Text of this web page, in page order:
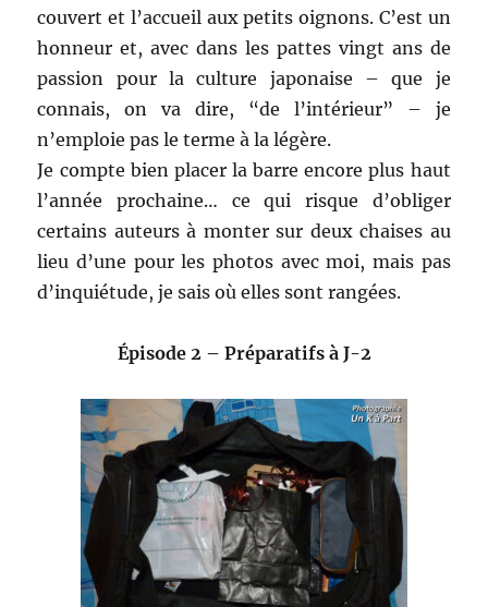
couvert et l’accueil aux petits oignons. C’est un
honneur et, avec dans les pattes vingt ans de
passion pour la culture japonaise – que je
connais, on va dire, “de l’intérieur” – je
n’emploie pas le terme à la légère.
Je compte bien placer la barre encore plus haut
l’année prochaine… ce qui risque d’obliger
certains auteurs à monter sur deux chaises au
lieu d’une pour les photos avec moi, mais pas
d’inquiétude, je sais où elles sont rangées.
Épisode 2 – Préparatifs à J-2